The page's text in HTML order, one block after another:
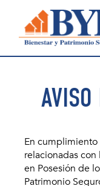
Seguro
Bienestar
y
Patrimonio
Seguro
En
relacionadas
en Posesión de
Patrimonio